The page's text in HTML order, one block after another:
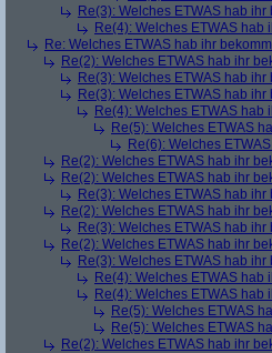
Re(3): Welches ETWAS hab ihr
Re(4): Welches ETWAS hab
Re: Welches ETWAS hab ihr
Re(2): Welches ETWAS hab ihr
Re(3): Welches ETWAS hab ihr
Re(3): Welches ETWAS hab ihr
Re(4): Welches ETWAS hab
Re(5): Welches ETWAS
Re(6): Welches
Re(2): Welches ETWAS hab ihr
Re(2): Welches ETWAS hab ihr
Re(3): Welches ETWAS hab ihr
Re(2): Welches ETWAS hab ihr
Re(3): Welches ETWAS hab ihr
Re(2): Welches ETWAS hab ihr
Re(3): Welches ETWAS hab ihr
Re(4): Welches ETWAS hab
Re(4): Welches ETWAS hab
Re(5): Welches ETWAS
Re(5): Welches ETWAS
Re(2): Welches ETWAS hab ihr